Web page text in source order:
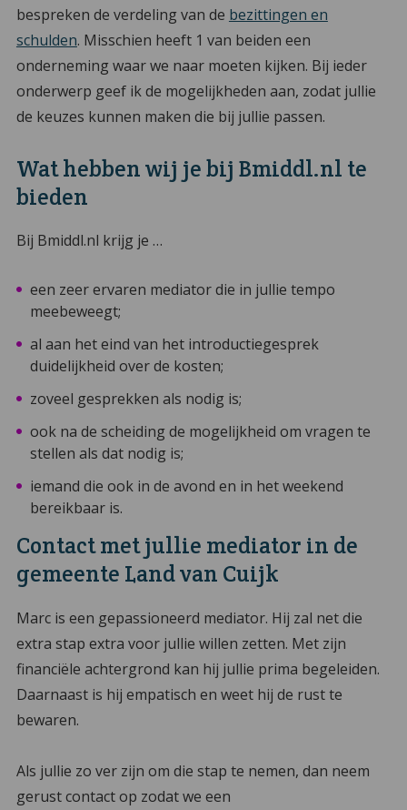
bespreken de verdeling van de bezittingen en
schulden. Misschien heeft 1 van beiden een
onderneming waar we naar moeten kijken. Bij ieder
onderwerp geef ik de mogelijkheden aan, zodat jullie
de keuzes kunnen maken die bij jullie passen.
Wat hebben wij je bij Bmiddl.nl te
bieden
Bij Bmiddl.nl krijg je …
een zeer ervaren mediator die in jullie tempo
meebeweegt;
al aan het eind van het introductiegesprek
duidelijkheid over de kosten;
zoveel gesprekken als nodig is;
ook na de scheiding de mogelijkheid om vragen te
stellen als dat nodig is;
iemand die ook in de avond en in het weekend
bereikbaar is.
Contact met jullie mediator in de
gemeente Land van Cuijk
Marc is een gepassioneerd mediator. Hij zal net die
extra stap extra voor jullie willen zetten. Met zijn
financiële achtergrond kan hij jullie prima begeleiden.
Daarnaast is hij empatisch en weet hij de rust te
bewaren.
Als jullie zo ver zijn om die stap te nemen, dan neem
gerust contact op zodat we een